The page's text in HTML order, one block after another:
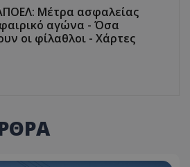
Μέτρα ασφαλείας
αγώνα - Όσα
οι φίλαθλοι - Χάρτες